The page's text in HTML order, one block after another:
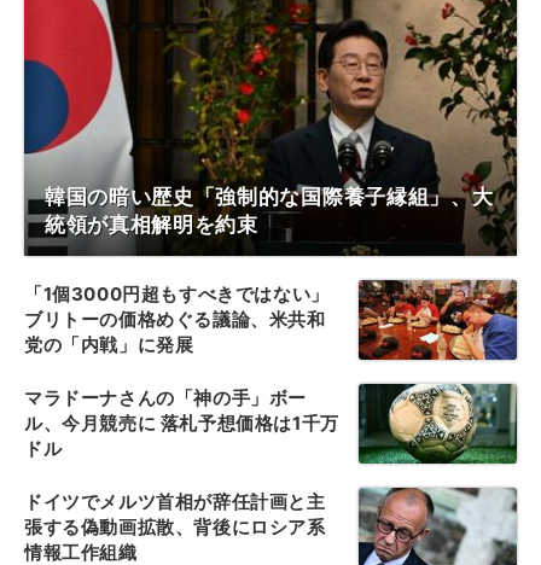
韓国の暗い歴史「強制的な国際養子縁組」、大
統領が真相解明を約束
「1個3000円超もすべきではない」
ブリトーの価格めぐる議論、米共和
党の「内戦」に発展
マラドーナさんの「神の手」ボー
ル、今月競売に 落札予想価格は1千万
ドル
ドイツでメルツ首相が辞任計画と主
張する偽動画拡散、背後にロシア系
情報工作組織